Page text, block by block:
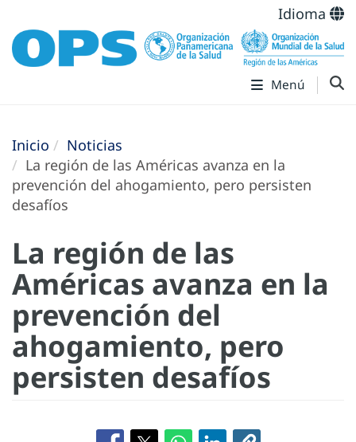
Idioma
Menú
Inicio
Noticias
La región de las Américas avanza en la
prevención del ahogamiento, pero persisten
desafíos
La región de las
Américas avanza en la
prevención del
ahogamiento, pero
persisten desafíos